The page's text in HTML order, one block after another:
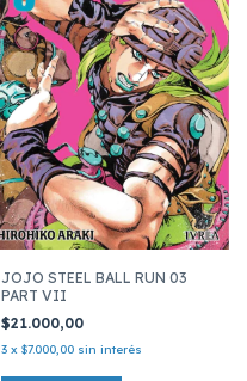
JOJO STEEL BALL RUN 03
PART VII
$21.000,00
3 x $7.000,00 sin interés